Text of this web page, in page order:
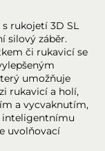
rukojetí 3D SL
silový záběr.
či rukavicí se
umožňuje
rukavicí a holí,
a vycvaknutím,
inteligentnímu
uvolňovací